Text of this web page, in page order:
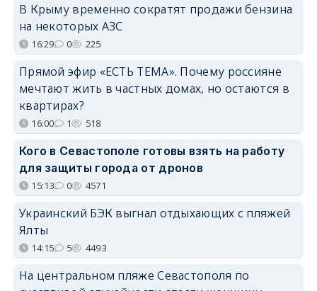
В Крыму временно сократят продажи бензина
на некоторых АЗС
16:29 0 225
Прямой эфир «ЕСТЬ ТЕМА». Почему россияне
мечтают жить в частных домах, но остаются в
квартирах?
16:00 1 518
Кого в Севастополе готовы взять на работу
для защиты города от дронов
15:13 0 4571
Украинский БЭК выгнал отдыхающих с пляжей
Ялты
14:15 5 4493
На центральном пляже Севастополя по